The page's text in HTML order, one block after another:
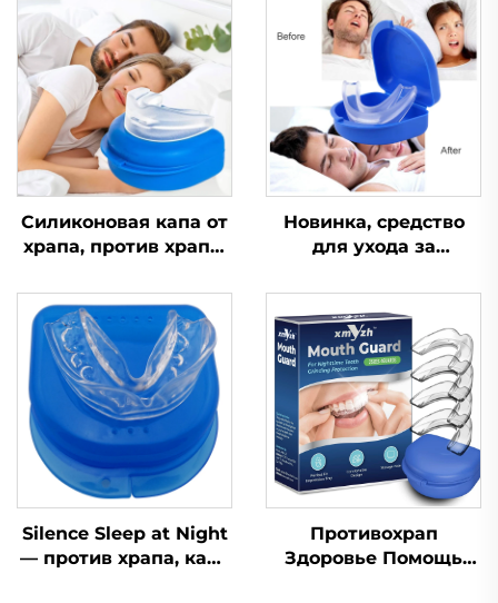
Силиконовая капа от
храпа, против храпа,
бруксизма, средство
для сна,
ортодонтическая
капа, средства
личной гигиены,
помощь при сне и
храпе
Новинка, средство
для ухода за
устройство для
помощи во сне,
улучшает качество
сна, силиконовая и
EVA-капа от храпа
Silence Sleep at Night
— против храпа, капа
Противохрап
Здоровье Помощь